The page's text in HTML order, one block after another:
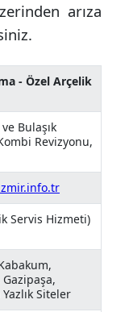
arıza
- Özel Arçelik
Bulaşık
Revizyonu,
Servis Hizmeti)
Siteler